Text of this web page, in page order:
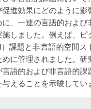
進効果にどのように影
に、一連の言語的および
施しました。例えば、ピ
課題と非言語的空間ス
に管理されました。研
語的および非言語的課
えることを示唆してい